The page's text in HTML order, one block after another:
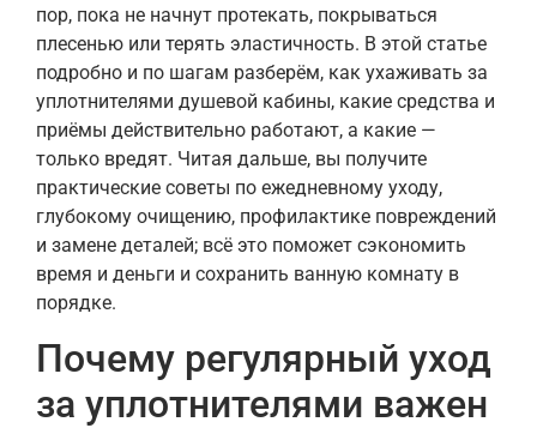
пор, пока не начнут протекать, покрываться
плесенью или терять эластичность. В этой статье
подробно и по шагам разберём, как ухаживать за
уплотнителями душевой кабины, какие средства и
приёмы действительно работают, а какие —
только вредят. Читая дальше, вы получите
практические советы по ежедневному уходу,
глубокому очищению, профилактике повреждений
и замене деталей; всё это поможет сэкономить
время и деньги и сохранить ванную комнату в
порядке.
Почему регулярный уход
за уплотнителями важен